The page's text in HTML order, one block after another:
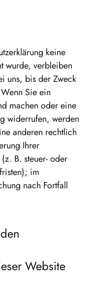
keine
wurde, verbleiben
uns, bis der Zweck
Sie ein
machen oder eine
widerrufen, werden
anderen rechtlich
Ihrer
B. steuer- oder
im
nach Fortfall
Website